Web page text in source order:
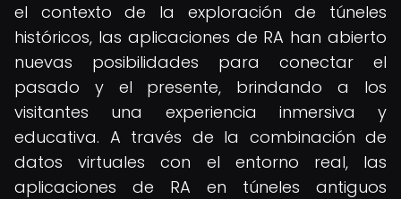
el contexto de la exploración de túneles
históricos, las aplicaciones de RA han abierto
nuevas posibilidades para conectar el
pasado y el presente, brindando a los
visitantes una experiencia inmersiva y
educativa. A través de la combinación de
datos virtuales con el entorno real, las
aplicaciones de RA en túneles antiguos